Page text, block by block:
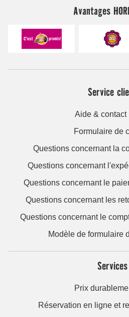
Avantages
Service
Aide & contact
Formulaire de
Questions concernant la
Questions concernant
Questions concernant le
Questions concernant les
Questions concernant le
Modèle de formulaire
Services
Prix
Réservation en ligne et